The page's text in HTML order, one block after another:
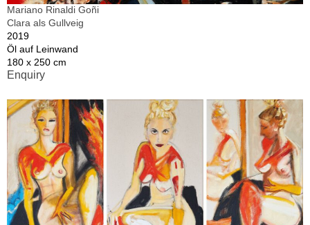
Mariano Rinaldi Goñi
Clara als Gullveig
2019
Öl auf Leinwand
180 x 250 cm
Enquiry